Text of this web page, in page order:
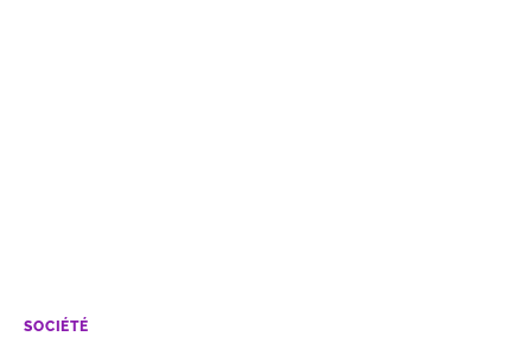
SOCIÉTÉ